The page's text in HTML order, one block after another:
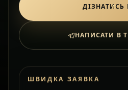
ДІЗНАТИСЬ
НАПИСАТИ В
ШВИДКА ЗАЯВКА